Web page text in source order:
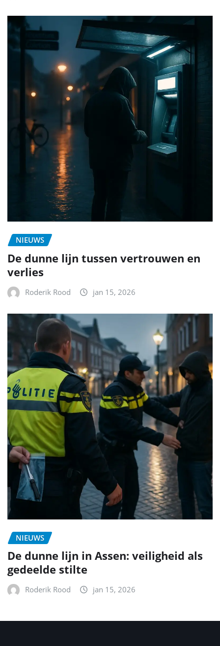
NIEUWS
De dunne lijn tussen vertrouwen en
verlies
Roderik Rood jan 15, 2026
NIEUWS
De dunne lijn in Assen: veiligheid als
gedeelde stilte
Roderik Rood jan 15, 2026